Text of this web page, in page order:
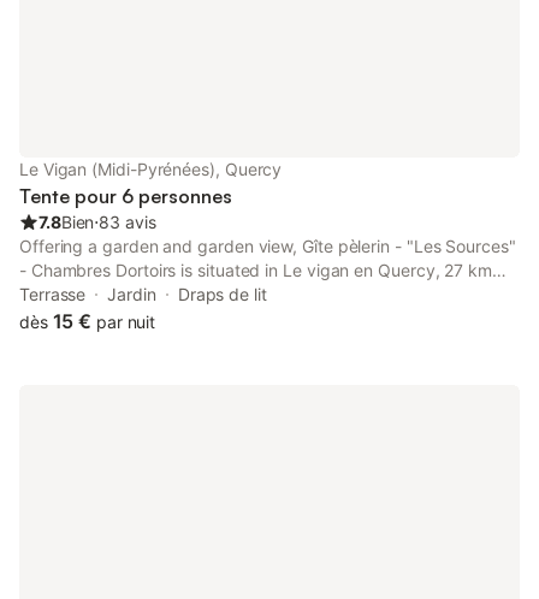
Le Vigan (Midi-Pyrénées), Quercy
Tente pour 6 personnes
7.8Bien⋅83 avis
Offering a garden and garden view, Gîte pèlerin - "Les Sources"
- Chambres Dortoirs is situated in Le vigan en Quercy, 27 km
from Sarlat-la-Canéda Train Station and 27 km from Monkey
Forest.
Terrasse Jardin
Draps de lit
dès 15 € par nuit